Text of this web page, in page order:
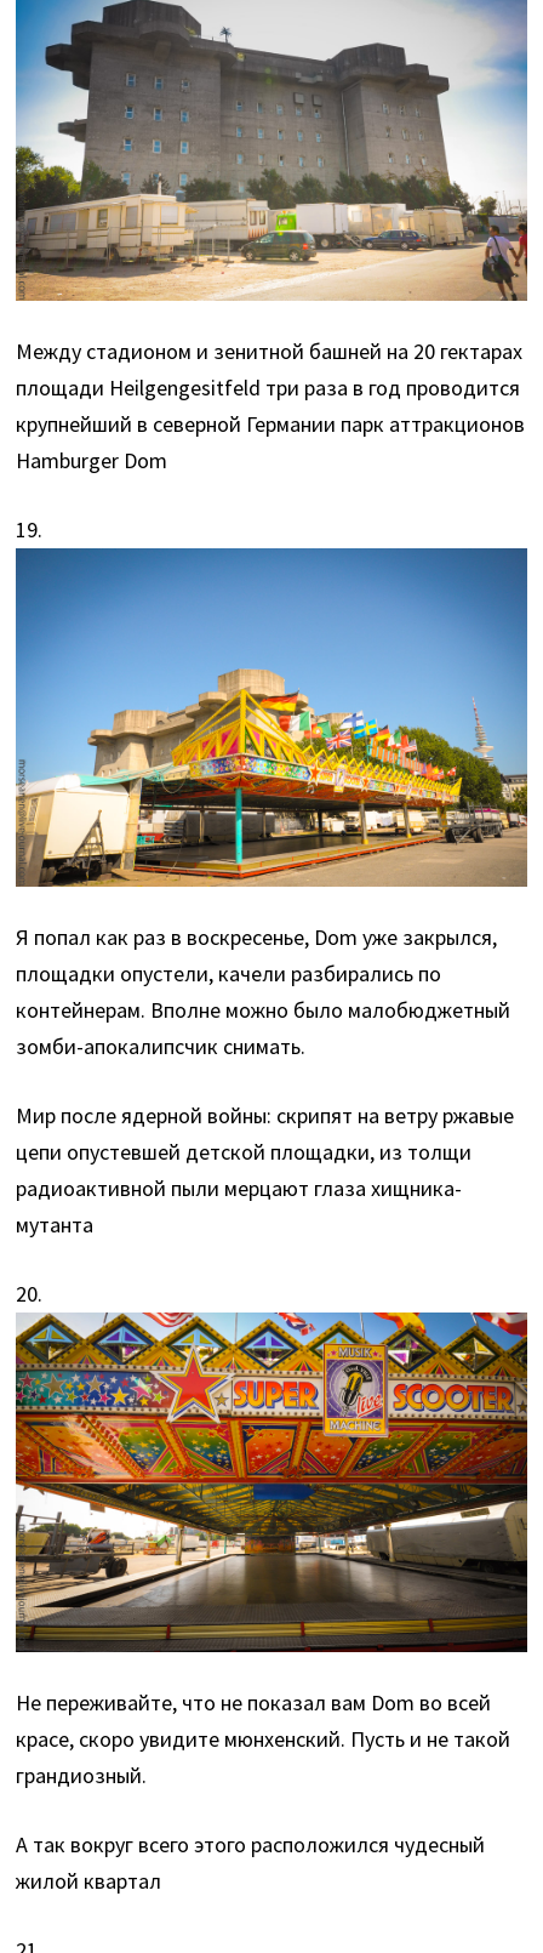
Между стадионом и зенитной башней на 20 гектарах
площади Heilgengesitfeld три раза в год проводится
крупнейший в северной Германии парк аттракционов
Hamburger Dom
19.
Я попал как раз в воскресенье, Dom уже закрылся,
площадки опустели, качели разбирались по
контейнерам. Вполне можно было малобюджетный
зомби-апокалипсчик снимать.
Мир после ядерной войны: скрипят на ветру ржавые
цепи опустевшей детской площадки, из толщи
радиоактивной пыли мерцают глаза хищника-
мутанта
20.
Не переживайте, что не показал вам Dom во всей
красе, скоро увидите мюнхенский. Пусть и не такой
грандиозный.
А так вокруг всего этого расположился чудесный
жилой квартал